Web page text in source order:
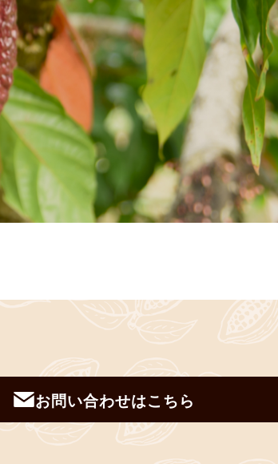
お問い合わせはこちら